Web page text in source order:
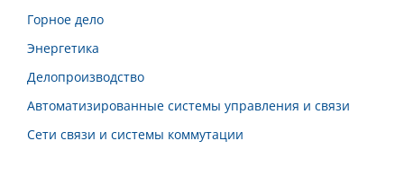
Горное дело
Энергетика
Делопроизводство
Автоматизированные системы управления и связи
Сети связи и системы коммутации